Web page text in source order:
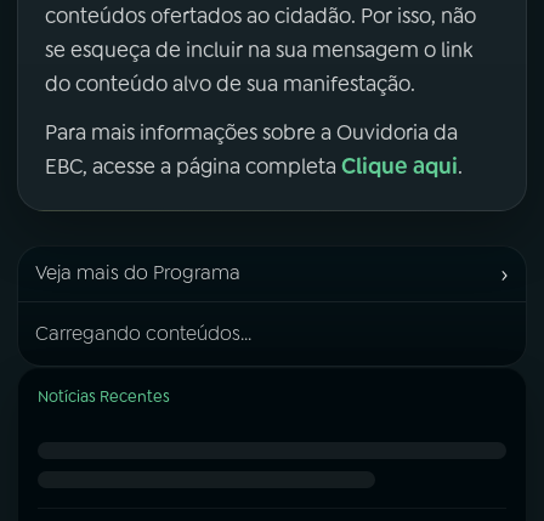
conteúdos ofertados ao cidadão. Por isso, não
se esqueça de incluir na sua mensagem o link
do conteúdo alvo de sua manifestação.
Para mais informações sobre a Ouvidoria da
EBC, acesse a página completa Clique aqui.
Veja mais do Programa ›
Carregando conteúdos...
Notícias Recentes